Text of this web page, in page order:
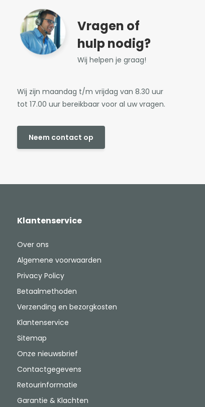
Vragen of
hulp nodig?
Wij helpen je graag!
Wij zijn maandag t/m vrijdag van 8.30 uur
tot 17.00 uur bereikbaar voor al uw vragen.
Neem contact op
Klantenservice
Over ons
Algemene voorwaarden
Privacy Policy
Betaalmethoden
Verzending en bezorgkosten
Klantenservice
Sitemap
Onze nieuwsbrief
Contactgegevens
Retourinformatie
Garantie & Klachten